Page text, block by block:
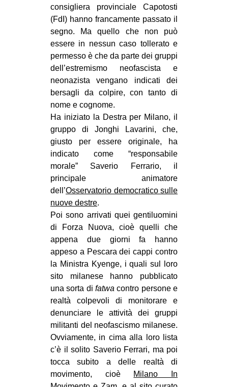
MUSICA
RECENSIONI
INTERNAZIONALE
AFRICA
AMERICHE
EUROPA
MEDIO ORIENTE
MONDO
in
Fb
tw
bsky
ms
SEARCH
consigliera provinciale Capotosti
(FdI) hanno francamente passato il
segno. Ma quello che non può
essere in nessun caso tollerato e
permesso è che da parte dei gruppi
dell’estremismo neofascista e
neonazista vengano indicati dei
bersagli da colpire, con tanto di
nome e cognome.
Ha iniziato la Destra per Milano, il
gruppo di Jonghi Lavarini, che,
giusto per essere originale, ha
indicato come “responsabile
morale” Saverio Ferrario, il
principale animatore
dell’Osservatorio democratico sulle
nuove destre.
Poi sono arrivati quei gentiluomini
di Forza Nuova, cioè quelli che
appena due giorni fa hanno
appeso a Pescara dei cappi contro
la Ministra Kyenge, i quali sul loro
sito milanese hanno pubblicato
una sorta di fatwacontro persone e
realtà colpevoli di monitorare e
denunciare le attività dei gruppi
militanti del neofascismo milanese.
Ovviamente, in cima alla loro lista
c’è il solito Saverio Ferrari, ma poi
tocca subito a delle realtà di
movimento, cioè Milano In